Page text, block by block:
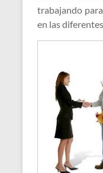
trabajando
en las